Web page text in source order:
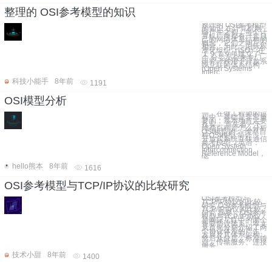
整理的 OSI参考模型的知识
整理的 OSI参考模型
的知识 在计算机网
络产生之初，每个计
算机厂商都有一套自
己的网络体系结构的
概念，它们之间互不
相容。为此，国际标
准化组织（ISO）在
１９７９年建立了一
个 分委员会来专门
研究一种用于开放系
统互联的体系结构
(Open Systems
Interc
科技小能手
8年前 1191
OSI模型分析
一、在做工程师的过
程中，基础是非常重
要的，基本功肯定要
扎实。 首先看一下
维基百科是怎么分析
OSI模型的。 维基百
科OSI模型 简介：
开放式系统互联通信
参考模型（英语：
Open System
Interconnection
Reference Model，
缩
hello熊本
8年前 1616
OSI参考模型与TCP/IP协议的比较研究
OSI参考模型与
TCP/IP协议的比较
研究 OSI参考模型与
TCP/IP协议的比较
研究 摘要：OSI参考
模型与TCP/IP协议
是网际互联中的两个
重要协议体系。本文
从首先分别介绍了两
个协议体系的产生、
发展及其体系架构，
然后从分层、标准特
点、传输服务、连接
服务、
技术小甜
8年前 1400